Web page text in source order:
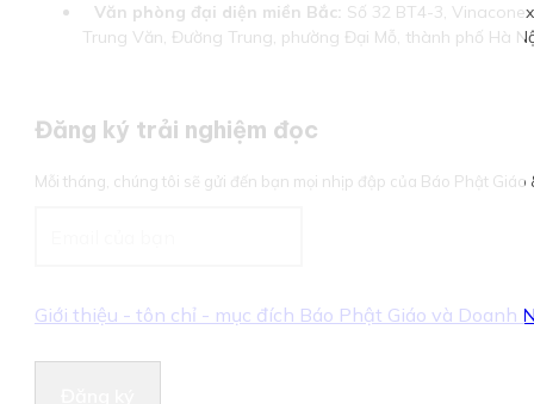
Văn phòng đại diện miền Bắc: Số 32 BT4-3,
Trung Văn, Đường Trung, phường Đại Mỗ, thành phố Hà
Đăng ký trải nghiệm đọc
Mỗi tháng, chúng tôi sẽ gửi đến bạn mọi nhịp đập của Báo Phật Giáo
Giới thiệu - tôn chỉ - mục đích Báo Phật Giáo và Doanh